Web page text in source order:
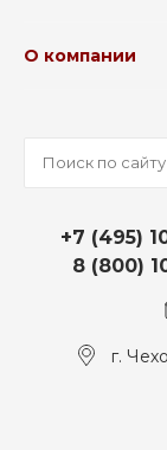
О компании
+7 (495)
8 (800)
г.